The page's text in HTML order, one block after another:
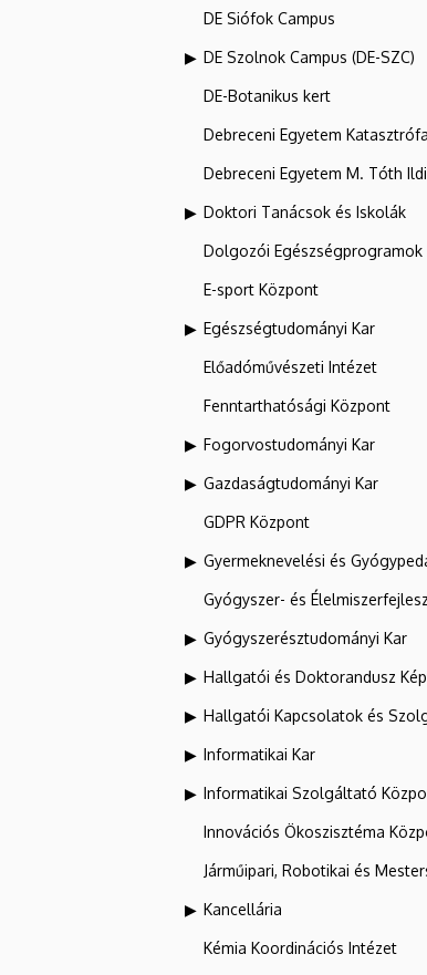
DE Siófok Campus
DE Szolnok Campus (DE-SZC)
DE-Botanikus kert
Debreceni Egyetem
Debreceni Egyetem M. Tóth
Doktori Tanácsok és Iskolák
Dolgozói
E-sport Központ
Egészségtudományi Kar
Előadóművészeti Intézet
Fenntarthatósági Központ
Fogorvostudományi Kar
Gazdaságtudományi Kar
GDPR Központ
Gyermeknevelési és
Gyógyszer- és
Gyógyszerésztudományi Kar
Hallgatói és Doktorandusz
Hallgatói Kapcsolatok és
Informatikai Kar
Informatikai Szolgáltató
Innovációs Ökoszisztéma
Járműipari, Robotikai és
Kancellária
Kémia Koordinációs Intézet